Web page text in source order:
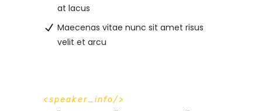
at lacus
Maecenas vitae nunc sit amet risus
velit et arcu
speaker_info